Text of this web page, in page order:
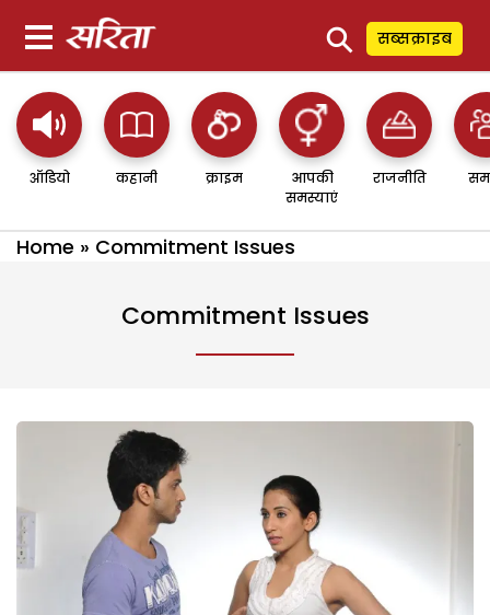
⚲ सब्सक्राइब
ऑडियो कहानी क्राइम
आपकी
समस्याएं
राजनीति
Home » Commitment Issues
Commitment Issues